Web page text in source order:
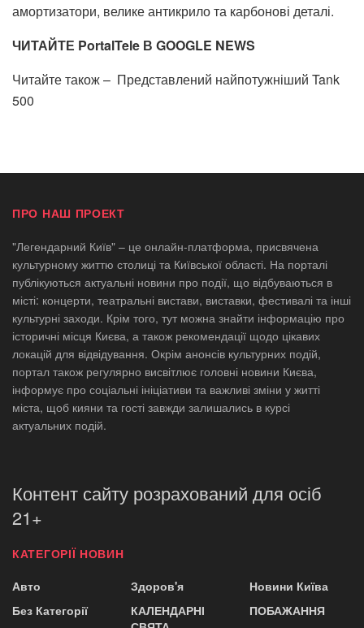
амортизатори, велике антикрило та карбонові деталі.
ЧИТАЙТЕ PortalTele В GOOGLE NEWS
Читайте також – Представлений найпотужніший Tank
500
ПРО НАШ ПРОЕКТ
"Легендарний Київ" – це онлайн-платформа, присвячена
культурному життю столиці та Київської області. На порталі
публікуються актуальні новини про події, що відбуваються в
місті: концерти, театральні вистави, виставки, фестивалі та інші
культурні заходи. Крім того, тут можна знайти інформацію про
історичні місця Києва, а також рекомендації щодо цікавих
локацій для відвідування. Окрім анонсів культурних подій,
портал також регулярно висвітлює головні новини Києва,
інформує про соціальні ініціативи та важливі зміни у житті
міста, щоб кияни та гості завжди залишались в курсі
актуальних подій.
Контент сайту розрахований для осіб
21+
КАТЕГОРІЇ НОВИН
Авто
Без Категорії
Здоров'я
КАЛЕНДАРНІ
Новини Київа
ПОБАЖАННЯ